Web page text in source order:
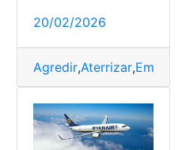
Dinero,España,Euros
20/02/2026
Agredir,Aterrizar,